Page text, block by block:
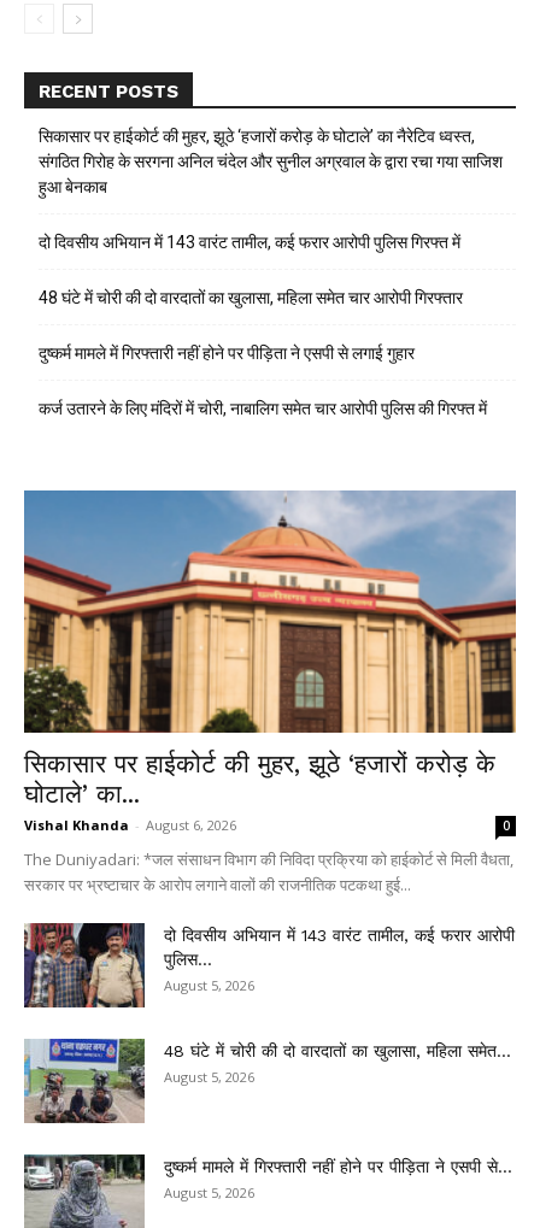
RECENT POSTS
सिकासार पर हाईकोर्ट की मुहर, झूठे ‘हजारों करोड़ के घोटाले’ का नैरेटिव ध्वस्त,
संगठित गिरोह के सरगना अनिल चंदेल और सुनील अग्रवाल के द्वारा रचा गया साजिश
हुआ बेनकाब
दो दिवसीय अभियान में 143 वारंट तामील, कई फरार आरोपी पुलिस गिरफ्त में
48 घंटे में चोरी की दो वारदातों का खुलासा, महिला समेत चार आरोपी गिरफ्तार
दुष्कर्म मामले में गिरफ्तारी नहीं होने पर पीड़िता ने एसपी से लगाई गुहार
कर्ज उतारने के लिए मंदिरों में चोरी, नाबालिग समेत चार आरोपी पुलिस की गिरफ्त में
सिकासार पर हाईकोर्ट की मुहर, झूठे ‘हजारों करोड़ के
घोटाले’ का...
Vishal Khanda - August 6, 2026 0
The Duniyadari: *जल संसाधन विभाग की निविदा प्रक्रिया को हाईकोर्ट से मिली वैधता,
सरकार पर भ्रष्टाचार के आरोप लगाने वालों की राजनीतिक पटकथा हुई...
दो दिवसीय अभियान में 143 वारंट तामील, कई फरार आरोपी
पुलिस...
August 5, 2026
48 घंटे में चोरी की दो वारदातों का खुलासा, महिला समेत...
August 5, 2026
दुष्कर्म मामले में गिरफ्तारी नहीं होने पर पीड़िता ने एसपी से...
August 5, 2026